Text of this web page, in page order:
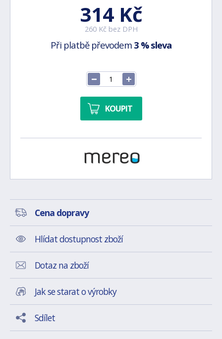
314 Kč
260 Kč bez DPH
Při platbě převodem 3 % sleva
KOUPIT
Cena dopravy
Hlídat dostupnost zboží
Dotaz na zboží
Jak se starat o výrobky
Sdílet